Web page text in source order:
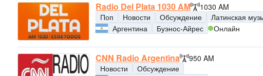
Radio Del Plata 1030 AM
1030 AM
Поп
Новости Обсуждение Латинская
Аргентина
Буэнос-Айрес Онлайн
CNN Radio Argentina
950 AM
Новости
Обсуждение